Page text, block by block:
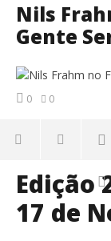
Nils
Gente
0 0
Edição
17 de